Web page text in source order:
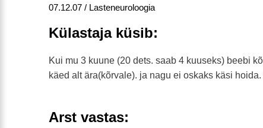
07.12.07 / Lasteneuroloogia
Külastaja küsib:
Kui mu 3 kuune (20 dets. saab 4 kuuseks) beebi
käed alt ära(kõrvale). ja nagu ei oskaks käsi
Arst vastas: